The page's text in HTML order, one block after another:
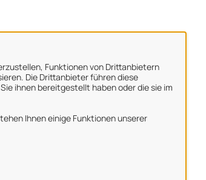
Funktionen von Drittanbietern
Die Drittanbieter führen diese
ihnen bereitgestellt haben oder die sie im
Ihnen einige Funktionen unserer